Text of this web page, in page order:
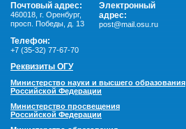
Почтовый адрес:
460018 г. Оренбург,
просп. Победы, д. 13
Электронный
адрес:
post@mail.osu.ru
Телефон:
+7 (35-32) 77-67-70
Реквизиты ОГУ
Министерство науки и высшего образования
Российской Федерации
Министерство просвещения
Российской Федерации